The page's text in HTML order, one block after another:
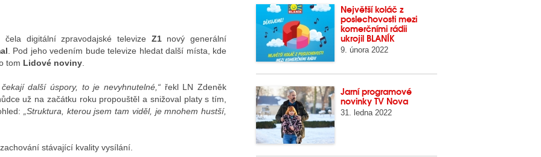
digitální zpravodajské televize Z1nový generální
. Pod jeho vedením bude televize hledat další místa, kde
tom Lidové noviny
další úspory, to je nevyhnutelné,“ řekl LN Zdeněk
už na začátku roku propouštěl a snižoval platy s tím,
„Struktura, kterou jsem tam viděl, je mnohem hustší,
stávající kvality vysílání.
Největší koláč z
poslechovosti mezi
komerčními rádii
ukrojil BLANÍK
9. února 2022
Jarní programové
novinky TV Nova
31. ledna 2022